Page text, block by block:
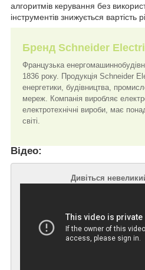
алгоритмів керування без
інструментів знижується вартість
Бренд Schneider
Французька
1836 року. Продукція Schneider
енергетики, будівництва,
мереж. Компанія виробляє
електротехнічні вироби, має
світі.
Відео:
Дивіться